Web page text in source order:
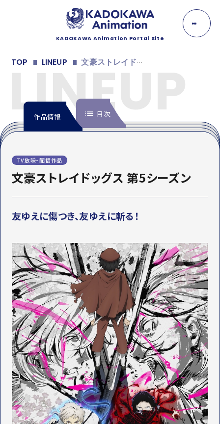
K
A
D
O
W
m
i
KADOKAWA Animation Portal Site
NEWS
EVENT
イベント
MOVIE
動画
T
W
Y
T
T
I
K
T
O
K
TOP LINEUP 文豪ストレイドッグス 第5シーズン
LINEUP
作品情報 目次
イントロダクション
ONDEMAND
MOVIE
映像
STAFF&CAST
LINEUP
関連作品
TV放映・配信作品
文豪ストレイドッグス 第5シーズン
友ゆえに傷つき、友ゆえに斬る！